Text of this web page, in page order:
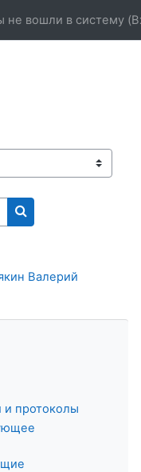
не вошли в систему (
Поиск курса
Валерий
и протоколы